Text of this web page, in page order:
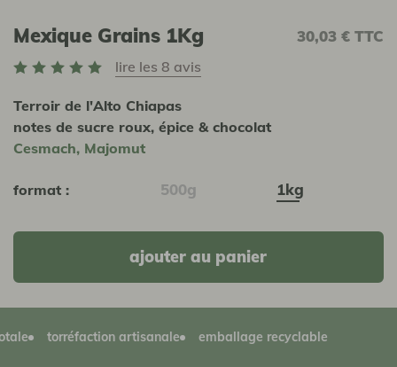
Mexique Grains 1Kg
lire les 8 avis
Terroir de l'Alto Chiapas
notes de sucre roux, épice & chocolat
Cesmach, Majomut
format : 500g 1kg
30,03 € TTC
ajouter au panier
torréfaction artisanale emballage recyclable